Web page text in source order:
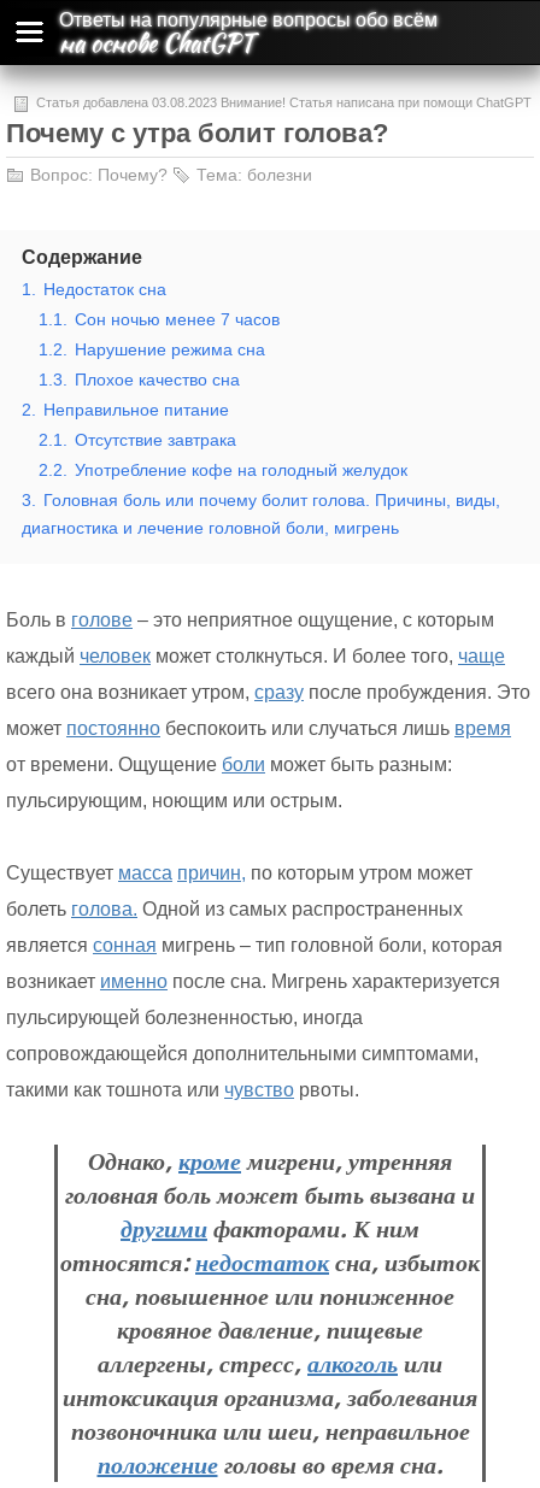
Ответы на популярные вопросы обо всём
на основе ChatGPT
Статья добавлена 03.08.2023 Внимание! Статья написана при помощи ChatGPT
и может содержать ошибки и неточности.
Почему с утра болит голова?
Вопрос: Почему? Тема: болезни
Содержание
1.
Недостаток сна
1.1.
Сон ночью менее 7 часов
1.2.
Нарушение режима сна
1.3.
Плохое качество сна
2.
Неправильное питание
2.1.
Отсутствие завтрака
2.2.
Употребление кофе на голодный желудок
3.
Головная боль или почему болит голова. Причины, виды,
диагностика и лечение головной боли, мигрень
Боль в голове – это неприятное ощущение, с которым
каждый человек может столкнуться. И более того, чаще
всего она возникает утром, сразу после пробуждения. Это
может постоянно беспокоить или случаться лишь время
от времени. Ощущение боли может быть разным:
пульсирующим, ноющим или острым.
Существует масса причин, по которым утром может
болеть голова. Одной из самых распространенных
является сонная мигрень – тип головной боли, которая
возникает именно после сна. Мигрень характеризуется
пульсирующей болезненностью, иногда
сопровождающейся дополнительными симптомами,
такими как тошнота или чувство рвоты.
Однако,кромемигрени, утренняя
головная боль может быть вызвана и
другимифакторами. К ним
относятся:недостатоксна, избыток
сна, повышенное или пониженное
кровяное давление, пищевые
аллергены, стресс,алкогольили
интоксикация организма, заболевания
позвоночника или шеи, неправильное
положениеголовы во время сна.